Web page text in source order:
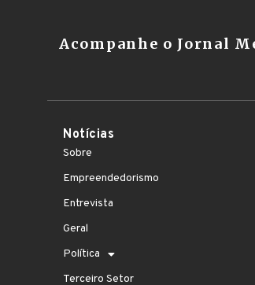
Acompanhe o Jornal
Notícias
Sobre
Empreendedorismo
Entrevista
Geral
Política
Terceiro Setor